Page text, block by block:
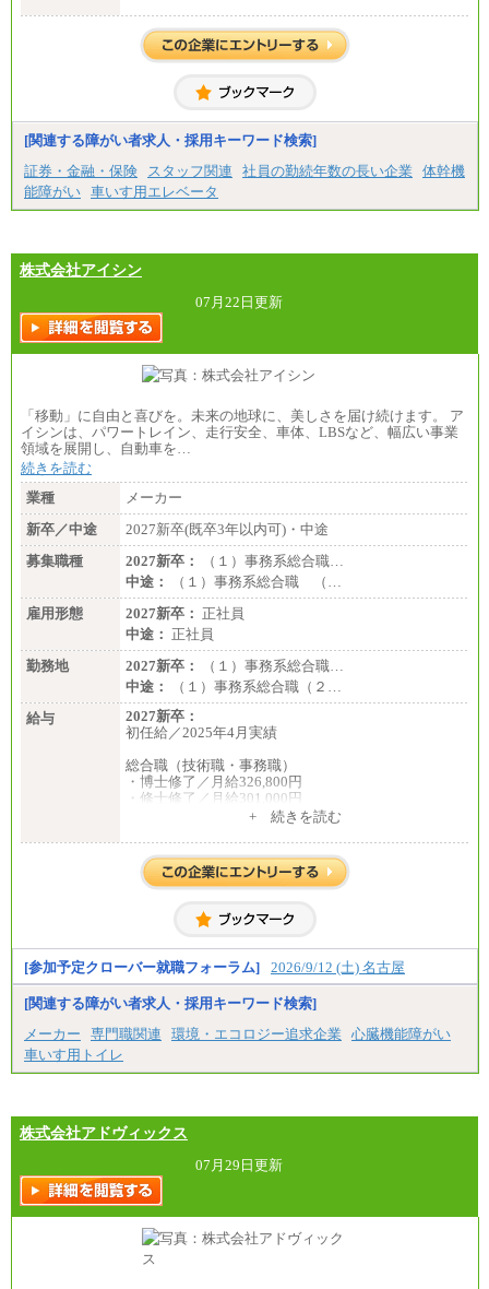
※１ 試用期間６か月（試用期間中も給与に変更
はございません）
※２ 勤務地により異なります
（1) 総合職 （院了）月給274,862円～／（大学卒）
月給245,000円～（※1）
(2) エリア総合職 月給233,410円～（※1）
(3) アシスタントスタッフ 日給9,800円～12,500円
（※2）
※１ 試用期間６か月（試用期間中も給与に変更
なし）
※２ 勤務地により異なる
[関連する障がい者求人・採用キーワード検索]
証券・金融・保険
スタッフ関連 社員の勤続年数の長い企業
体幹機
能障がい 車いす用エレベータ
株式会社アイシン
07月22日更新
「移動」に自由と喜びを。未来の地球に、美しさを届け続けます。 ア
イシンは、パワートレイン、走行安全、車体、LBSなど、幅広い事業
領域を展開し、自動車を…
続きを読む
業種
メーカー
新卒／中途
2027新卒(既卒3年以内可)・中途
募集職種
2027新卒：
（１）事務系総合職…
中途：
（１）事務系総合職 （…
雇用形態
2027新卒： 正社員
中途： 正社員
勤務地
2027新卒：
（１）事務系総合職…
中途：
（１）事務系総合職（２…
給与
2027新卒：
初任給／2025年4月実績
総合職（技術職・事務職）
・博士修了／月給326,800円
・修士修了／月給301,000円
・大学卒／月給282,000円
・高専卒（本科）／月給256,000円
一般事務職
・高専卒（専攻科）／月給206,400円
・高専卒（本科）月給197,800円
・短大卒／月給197,800円
・専門卒（2年）／月給197,800円
※試用期間中も給与に変更はございません。
中途：
（１）（２）
想定年収：490万円～1,100万円
・1,090万円/38歳・月給59万円 *残業代・家族手当
対象外
（３）
月給：190,000円～
想定年収：340万円～610万円
年収例：
・460万円/28歳・月給26万円
・520万円/32歳・月給29万円
+ 続きを読む
[参加予定クローバー就職フォーラム] 2026/9/12 (土) 名古屋
[関連する障がい者求人・採用キーワード検索]
メーカー
専門職関連 環境・エコロジー追求企業
心臓機能障がい
車いす用トイレ
株式会社アドヴィックス
07月29日更新